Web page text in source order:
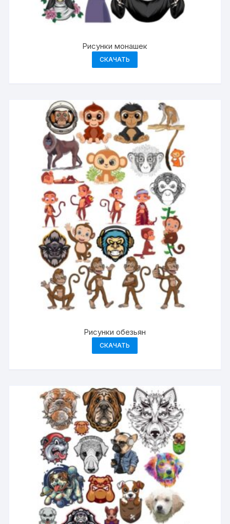
Рисунки монашек
СКАЧАТЬ
Рисунки обезьян
СКАЧАТЬ